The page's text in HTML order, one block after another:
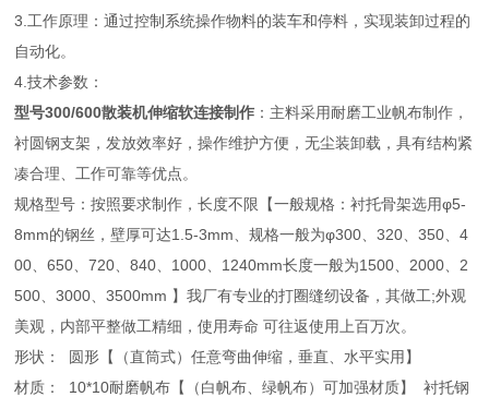
3.工作原理：通过控制系统操作物料的装车和停料，实现装卸过程的
自动化。
4.技术参数：
型号300/600散装机伸缩软连接制作 ：主料采用耐磨工业帆布制作，
衬圆钢支架，发放效率好，操作维护方便，无尘装卸载，具有结构紧
凑合理、工作可靠等优点。
规格型号：按照要求制作，长度不限【一般规格：衬托骨架选用φ5-
8mm的钢丝，壁厚可达1.5-3mm、规格一般为φ300、320、350、4
00、650、720、840、1000、1240mm长度一般为1500、2000、2
500、3000、3500mm 】我厂有专业的打圈缝纫设备，其做工;外观
美观，内部平整做工精细，使用寿命 可往返使用上百万次。
形状： 圆形【（直筒式）任意弯曲伸缩，垂直、水平实用】
材质： 10*10耐磨帆布【（白帆布、绿帆布）可加强材质】 衬托钢